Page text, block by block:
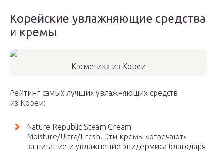
Корейские увлажняющие средства
и кремы
Косметика из Кореи
Рейтинг самых лучших увлажняющих средств
из Кореи:
Nature Republic Steam Cream
Moisture/Ultra/Fresh. Эти кремы «отвечают»
за питание и увлажнение эпидермиса благодаря